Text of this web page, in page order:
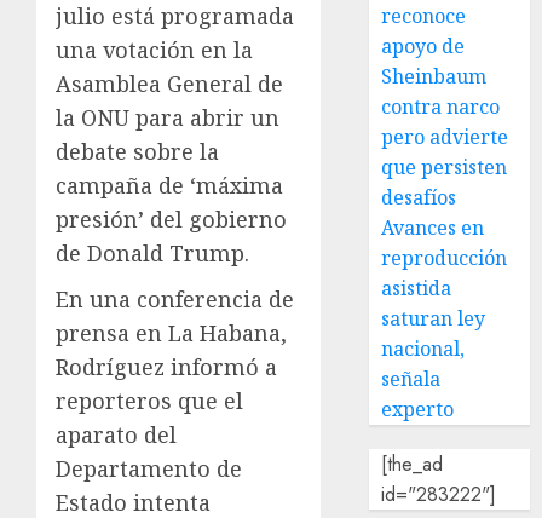
julio está programada
una votación en la
Asamblea General de
la ONU para abrir un
debate sobre la
campaña de ‘máxima
presión’ del gobierno
de Donald Trump.
En una conferencia de
prensa en La Habana,
Rodríguez informó a
reporteros que el
aparato del
Departamento de
Estado intenta
reconoce
apoyo de
Sheinbaum
contra narco
pero advierte
que persisten
desafíos
Avances en
reproducción
asistida
saturan ley
nacional,
señala
experto
[the_ad
id="283222"]